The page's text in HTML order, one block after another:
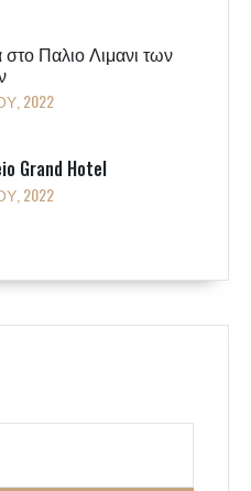
στο Παλιο Λιμανι των
2022
Grand Hotel
2022